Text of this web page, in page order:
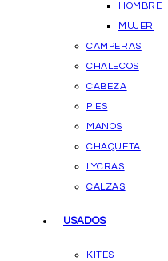
HOMBRE
MUJER
CAMPERAS
CHALECOS
CABEZA
PIES
MANOS
CHAQUETA
LYCRAS
CALZAS
USADOS
KITES